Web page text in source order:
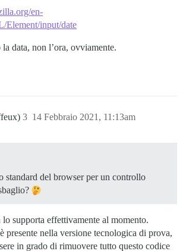
en-
Element/input/date
data, non l’ora, ovviamente.
14 Febbraio 2021, 11:13am
3
standard del browser per un controllo
supporta effettivamente al momento.
presente nella versione tecnologica di prova,
in grado di rimuovere tutto questo codice